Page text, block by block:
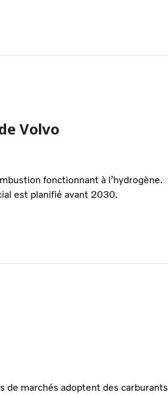
Volvo
fonctionnant à l’hydrogène.
est planifié avant 2030.
de marchés adoptent des carburants